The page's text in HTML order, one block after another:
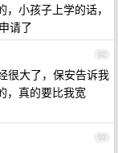
小孩子上学的话，
请了
92
很大了，保安告诉我
，真的要比我宽
93